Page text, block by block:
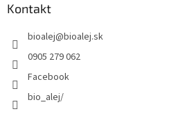
Kontakt
bioalej@bioalej.sk
0905 279 062
Facebook
bio_alej/